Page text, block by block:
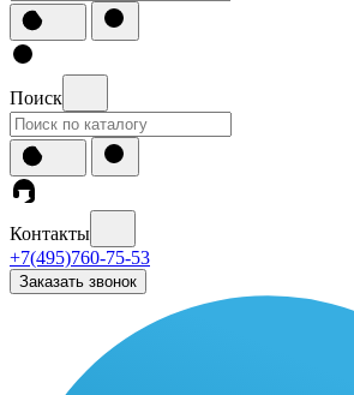
Поиск
Контакты
+7(495)760-75-53
Заказать звонок